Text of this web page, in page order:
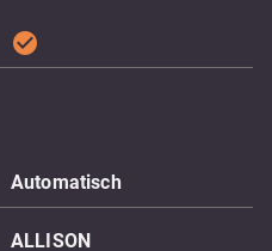
check_circle
Automatisch
ALLISON